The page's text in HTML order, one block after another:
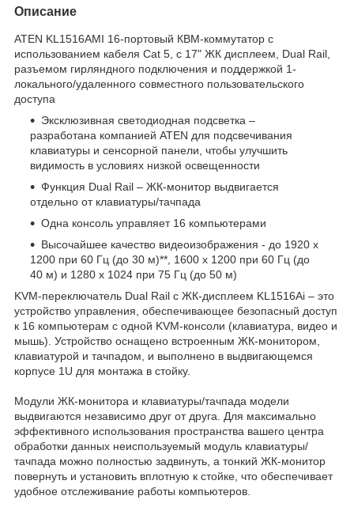
Описание
ATEN KL1516AMI 16-портовый КВМ-коммутатор с
использованием кабеля Cat 5, с 17" ЖК дисплеем, Dual Rail,
разъемом гирляндного подключения и поддержкой 1-
локального/удаленного совместного пользовательского
доступа
Эксклюзивная светодиодная подсветка –
разработана компанией ATEN для подсвечивания
клавиатуры и сенсорной панели, чтобы улучшить
видимость в условиях низкой освещенности
Функция Dual Rail – ЖК-монитор выдвигается
отдельно от клавиатуры/тачпада
Одна консоль управляет 16 компьютерами
Высочайшее качество видеоизображения - до 1920 x
1200 при 60 Гц (до 30 м)**, 1600 x 1200 при 60 Гц (до
40 м) и 1280 x 1024 при 75 Гц (до 50 м)
KVM-переключатель Dual Rail с ЖК-дисплеем KL1516Ai – это
устройство управления, обеспечивающее безопасный доступ
к 16 компьютерам с одной KVM-консоли (клавиатура, видео и
мышь). Устройство оснащено встроенным ЖК-монитором,
клавиатурой и тачпадом, и выполнено в выдвигающемся
корпусе 1U для монтажа в стойку.
Модули ЖК-монитора и клавиатуры/тачпада модели
выдвигаются независимо друг от друга. Для максимально
эффективного использования пространства вашего центра
обработки данных неиспользуемый модуль клавиатуры/
тачпада можно полностью задвинуть, а тонкий ЖК-монитор
повернуть и установить вплотную к стойке, что обеспечивает
удобное отслеживание работы компьютеров.